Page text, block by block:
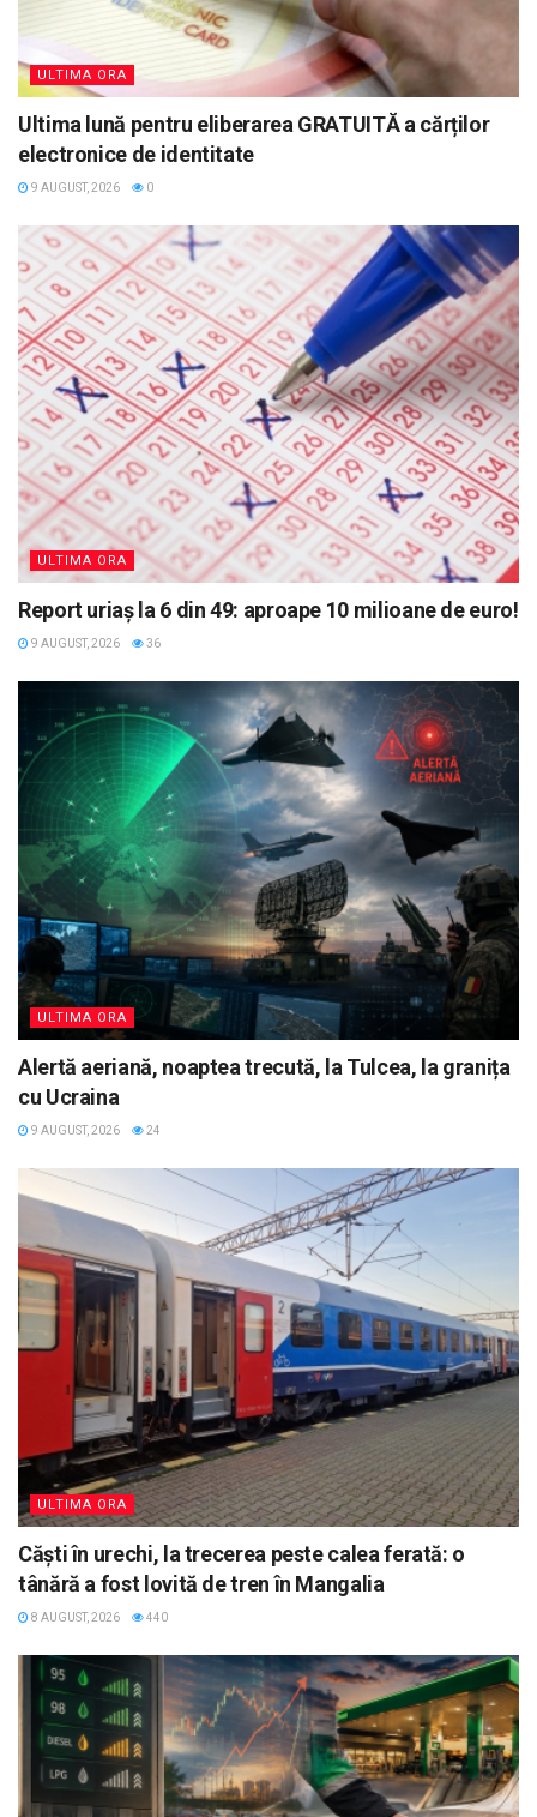
ULTIMA ORA
Ultima lună pentru eliberarea GRATUITĂ a cărților
electronice de identitate
9 AUGUST, 2026 0
ULTIMA ORA
Report uriaș la 6 din 49: aproape 10 milioane de euro!
9 AUGUST, 2026 36
ULTIMA ORA
Alertă aeriană, noaptea trecută, la Tulcea, la granița
cu Ucraina
9 AUGUST, 2026 24
ULTIMA ORA
Căști în urechi, la trecerea peste calea ferată: o
tânără a fost lovită de tren în Mangalia
8 AUGUST, 2026 440